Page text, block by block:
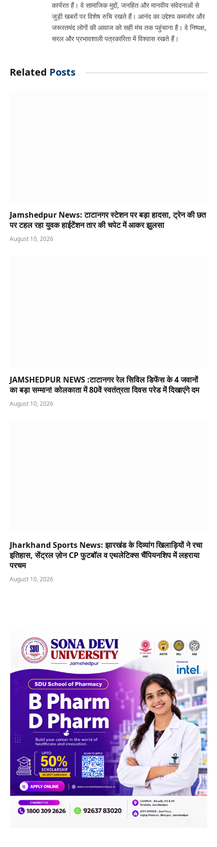
कार्यरत हैं। वे सामाजिक मुद्दों, जनहित और मानवीय संवेदनाओं से
जुड़ी खबरों पर विशेष रुचि रखते हैं। आनंद का उद्देश्य कमजोर और
जरूरतमंद लोगों की आवाज को सही मंच तक पहुंचाना है। वे निष्पक्ष,
सरल और प्रभावशाली पत्रकारिता में विश्वास रखते हैं।
Related Posts
Jamshedpur News: टाटानगर स्टेशन पर बड़ा हादसा, ट्रेन की छत
पर टहल रहा युवक हाईटेंशन तार की चपेट में आकर झुलसा
August 10, 2026
JAMSHEDPUR NEWS :टाटानगर रेल सिविल डिफेंस के 4 जवानों
का बड़ा सम्मान! कोलकाता में 80वें स्वतंत्रता दिवस परेड में दिखाएंगे दम
August 10, 2026
Jharkhand Sports News: झारखंड के दिव्यांग खिलाड़ियों ने रचा
इतिहास, सेंट्रल ज़ोन CP फुटबॉल व एथलेटिक्स चैंपियनशिप में लहराया
परचम
August 10, 2026